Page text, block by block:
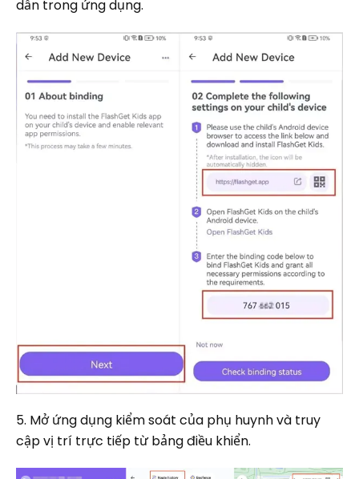
dẫn trong ứng dụng.
5. Mở ứng dụng kiểm soát của phụ huynh và truy
cập vị trí trực tiếp từ bảng điều khiển.